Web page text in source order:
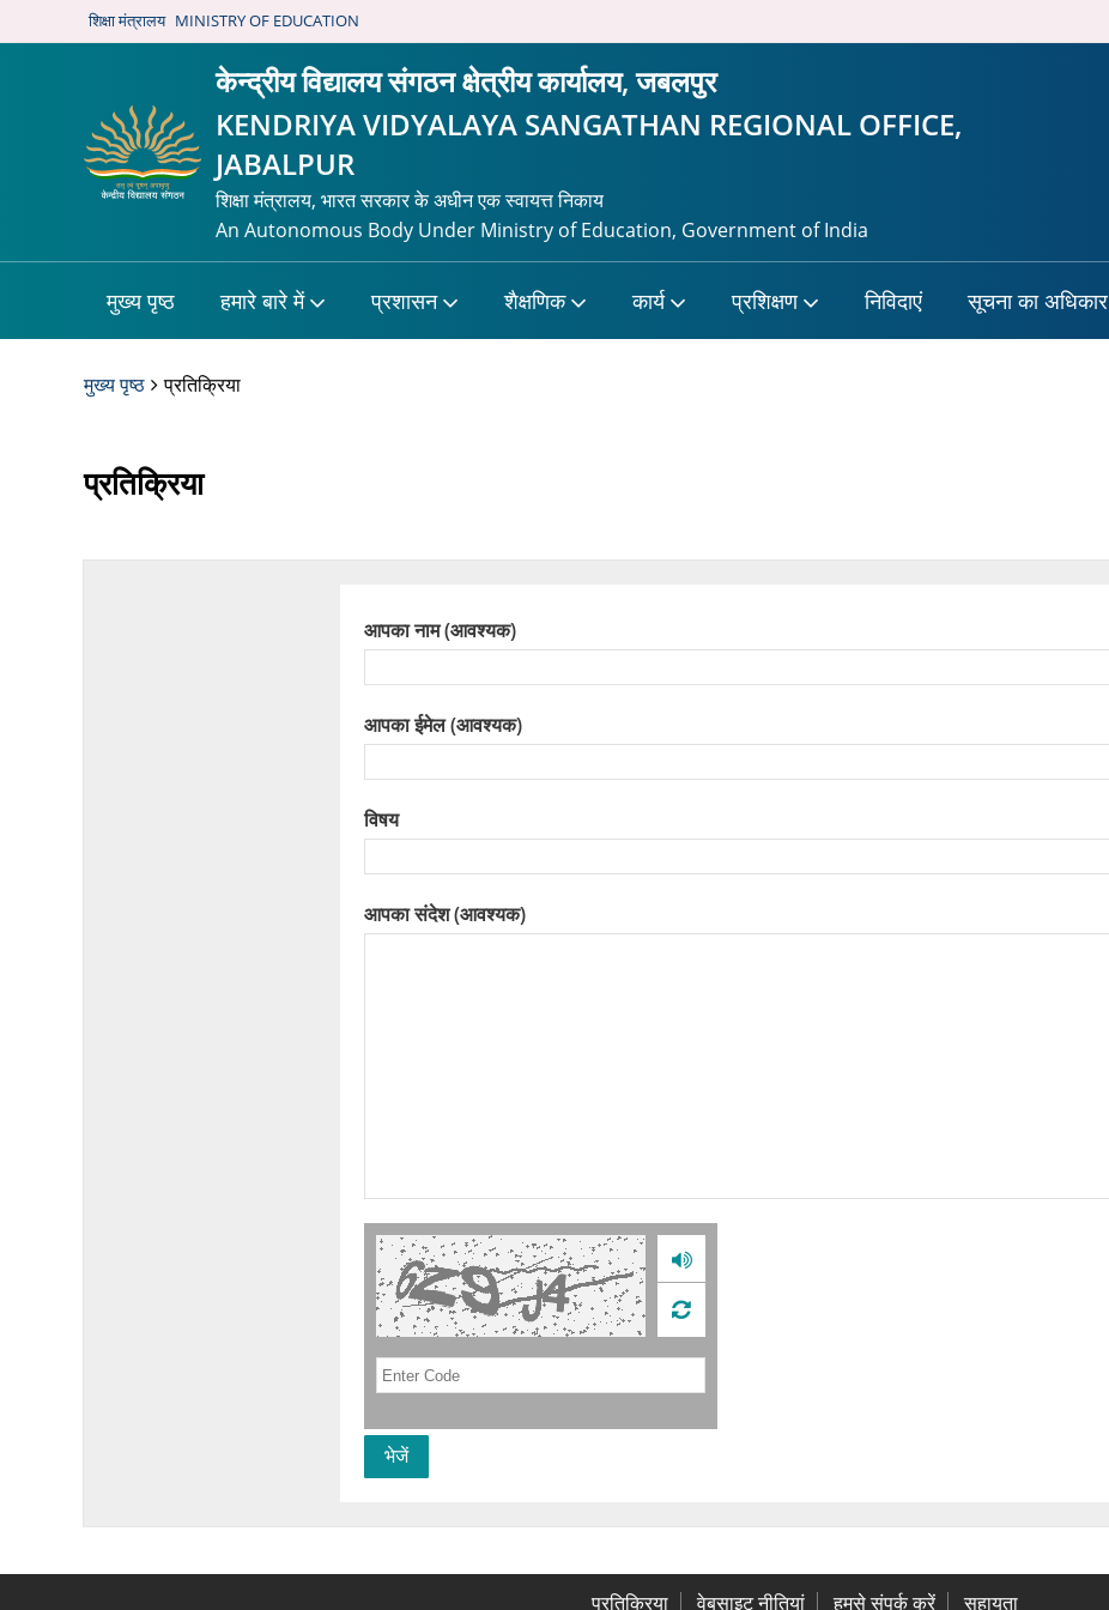
शिक्षा मंत्रालय MINISTRY OF EDUCATION
केन्द्रीय विद्यालय संगठन क्षेत्रीय कार्यालय, जबलपुर
KENDRIYA VIDYALAYA SANGATHAN REGIONAL OFFICE,
JABALPUR
शिक्षा मंत्रालय, भारत सरकार के अधीन एक स्वायत्त निकाय
An Autonomous Body Under Ministry of Education, Government of India
मुख्य पृष्ठ हमारे बारे में प्रशासन शैक्षणिक कार्य प्रशिक्षण निविदाएं सूचना का अधिकार
मुख्य पृष्ठ प्रतिक्रिया
प्रतिक्रिया
आपका नाम (आवश्यक)
आपका ईमेल (आवश्यक)
विषय
आपका संदेश (आवश्यक)
प्रतिक्रिया वेबसाइट नीतियां हमसे संपर्क करें सहायता